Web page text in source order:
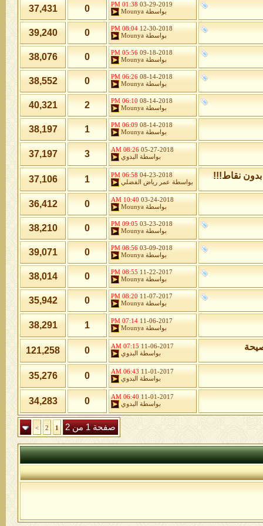
03-29-2019
01:38 PM
بواسطة Mounya
0
37,431
12-30-2018
08:04 PM
بواسطة Mounya
0
39,240
09-18-2018
05:56 PM
بواسطة Mounya
0
38,076
08-14-2018
06:26 PM
بواسطة Mounya
0
38,552
08-14-2018
06:10 PM
بواسطة Mounya
2
40,321
08-14-2018
06:09 PM
بواسطة Mounya
1
38,197
05-27-2018
08:26 AM
بواسطة
البدوي 3
37,197
نقاط!!! 04-23-2018
06:58 PM
بواسطة عمر رياض الفضلي 1
37,106
03-24-2018
10:40 AM
بواسطة Mounya
0
36,412
03-23-2018
09:05 PM
بواسطة Mounya
0
38,210
03-09-2018
08:56 PM
بواسطة Mounya
0
39,071
11-22-2017
08:55 PM
بواسطة Mounya
0
38,014
11-07-2017
08:20 PM
بواسطة Mounya
0
35,942
11-06-2017
07:14 PM
بواسطة Mounya
1
38,291
11-06-2017
07:15 AM
بواسطة
البدوي 0
121,258
11-01-2017
06:43 AM
بواسطة
البدوي 0
35,276
11-01-2017
06:40 AM
بواسطة
البدوي 0
34,283
صفحة 1 من 2 1
2
>